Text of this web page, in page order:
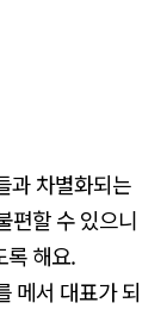
과 차별화되는
편할 수 있으니
록 해요.
메서 대표가 되